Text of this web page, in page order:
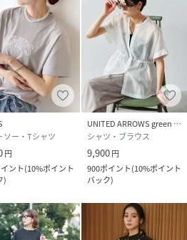
ソー・Tシャツ
円
ント(10%ポイント
)
UNITED ARROWS green label relaxing
シャツ・ブラウス
9,900円
900ポイント(10%ポイント
バック)